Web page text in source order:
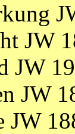
JW
JW
JW
JW